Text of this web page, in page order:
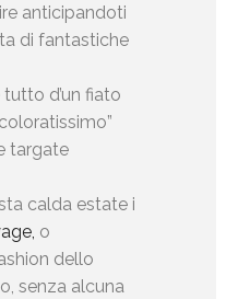
anticipandoti
di fantastiche
d’un fiato
targate
calda estate i
o
dello
senza alcuna